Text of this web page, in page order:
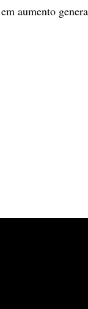
aumento